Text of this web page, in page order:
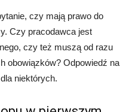
czy mają prawo do
Czy pracodawca jest
czy też muszą od razu
obowiązków? Odpowiedź na
niektórych.